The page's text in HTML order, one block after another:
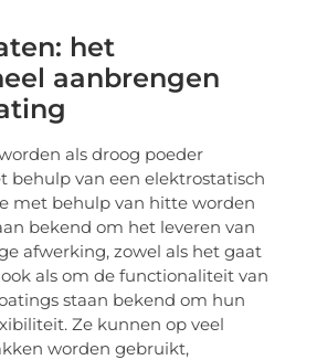
het
aanbrengen
als droog poeder
behulp van een elektrostatisch
met behulp van hitte worden
​​bekend om het leveren van
afwerking, zowel als het gaat
als om de functionaliteit van
staan ​​bekend om hun
Ze kunnen op veel
worden gebruikt,